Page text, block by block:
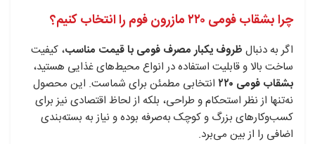
چرا بشقاب فومی ۲۲۰ مازرون فوم را انتخاب کنیم؟
اگر به دنبال ظروف یکبار مصرف فومی با قیمت مناسب، کیفیت
ساخت بالا و قابلیت استفاده در انواع محیط‌های غذایی هستید،
بشقاب فومی ۲۲۰
انتخابی مطمئن برای شماست. این محصول
نه‌تنها از نظر استحکام و طراحی، بلکه از لحاظ اقتصادی نیز برای
کسب‌وکارهای بزرگ و کوچک به‌صرفه بوده و نیاز به بسته‌بندی
اضافی را از بین می‌برد.